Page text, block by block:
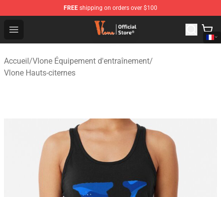
FREE shipping on orders over $100
Open menu
Vlone Shop - Official Vlone Merchandise Store
Accueil/Vlone Équipement d'entraînement/
Vlone Hauts-citernes